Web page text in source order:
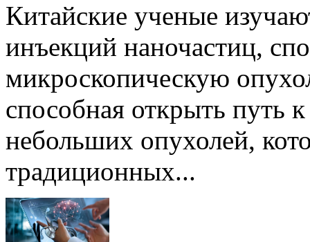
Китайские ученые
инъекций наночастиц,
микроскопическую
способная открыть путь
небольших опухолей,
традиционных...